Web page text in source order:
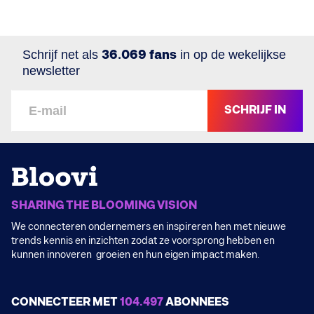
Schrijf net als 36.069 fans in op de wekelijkse
newsletter
SCHRIJF IN
SHARING THE BLOOMING VISION
We connecteren ondernemers en inspireren hen met nieuwe
trends kennis en inzichten zodat ze voorsprong hebben en
kunnen innoveren groeien en hun eigen impact maken.
CONNECTEER MET104.497ABONNEES